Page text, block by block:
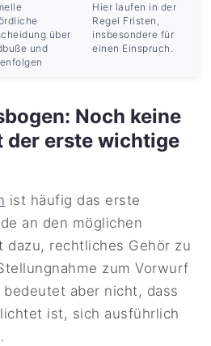
über
und
Hier laufen in der
Regel Fristen,
insbesondere für
einen Einspruch.
Noch keine
der erste wichtige
ist häufig das erste
an den möglichen
dazu, rechtliches Gehör zu
zum Vorwurf
aber nicht, dass
ist, sich ausführlich